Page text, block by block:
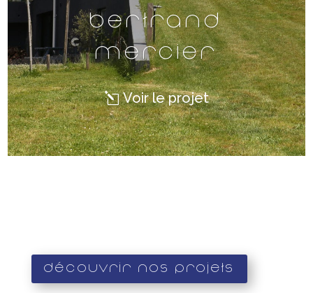
Bertrand
Mercier
Voir le projet
Découvrir nos projets